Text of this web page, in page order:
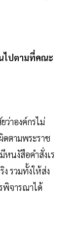
ไปตามที่คณะ
าองค์กรไม่
ดตามพระราช
นงัสือคำสั่งเร
รวมทั้งให้ส่ง
พิจารณาได้